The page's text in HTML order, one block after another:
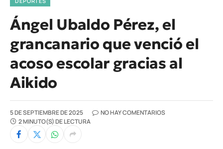
Ángel Ubaldo Pérez, el
grancanario que venció el
acoso escolar gracias al
Aikido
5 DE SEPTIEMBRE DE 2025
NO HAY COMENTARIOS
2 MINUTO(S) DE LECTURA